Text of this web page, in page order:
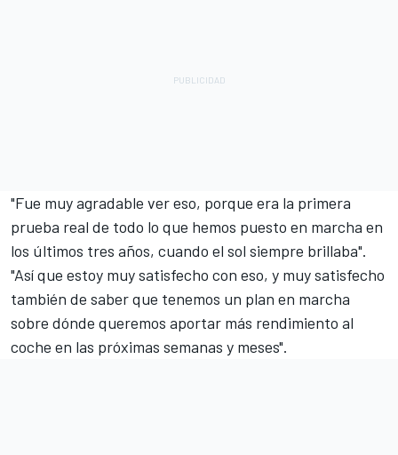
"Fue muy agradable ver eso, porque era la primera
prueba real de todo lo que hemos puesto en marcha en
los últimos tres años, cuando el sol siempre brillaba".
"Así que estoy muy satisfecho con eso, y muy satisfecho
también de saber que tenemos un plan en marcha
sobre dónde queremos aportar más rendimiento al
coche en las próximas semanas y meses".